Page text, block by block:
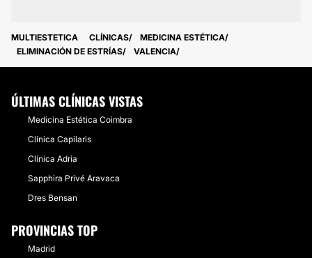
MULTIESTETICA CLÍNICAS
MEDICINA ESTÉTICA
ELIMINACIÓN DE ESTRÍAS
VALENCIA
ÚLTIMAS CLÍNICAS VISTAS
Medicina Estética Coimbra
Clínica Capilaris
Clínica Adria
Sapphira Privé Aravaca
Dres Bensan
PROVINCIAS TOP
Madrid